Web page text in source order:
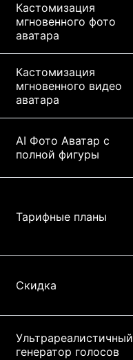
Кастомизация
мгновенного фото
аватара
Кастомизация
мгновенного видео
аватара
AI Фото Аватар с
полной фигуры
Тарифные планы
Скидка
Ультрареалистичный
генератор голосов